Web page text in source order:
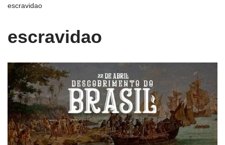
escravidao
escravidao